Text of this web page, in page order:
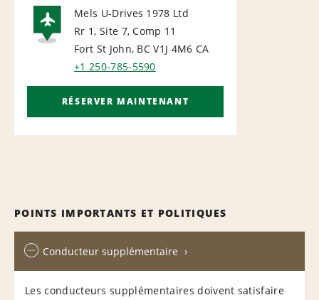
AIRPORT
Mels U-Drives 1978 Ltd
Rr 1, Site 7, Comp 11
Fort St John, BC V1J 4M6 CA
+1 250-785-5590
RÉSERVER MAINTENANT
POINTS IMPORTANTS ET POLITIQUES
Conducteur supplémentaire
Les conducteurs supplémentaires doivent satisfaire